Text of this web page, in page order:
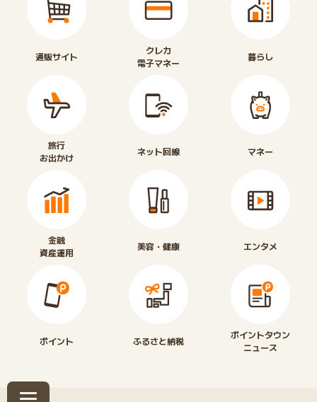
通販サイト
クレカ
電子マネー
暮らし
旅行
お出かけ
ネット回線 マネー
金融
資産運用
美容・健康 エンタメ
ポイント ふるさと納税
ポイントタウン
ニュース